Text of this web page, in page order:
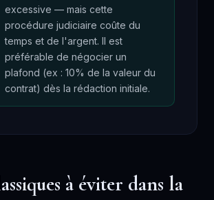
excessive — mais cette
procédure judiciaire coûte du
temps et de l'argent. Il est
préférable de négocier un
plafond (ex : 10% de la valeur du
contrat) dès la rédaction initiale.
à éviter dans la